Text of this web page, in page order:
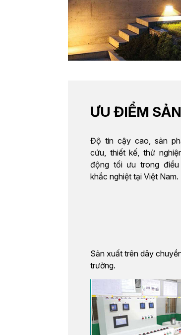
ƯU ĐIỂM
Độ tin cậy cao, sản
cứu, thiết kế, thử
động tối ưu trong điều
khắc nghiệt tại Việt Nam.
Sản xuất trên dây
trường.